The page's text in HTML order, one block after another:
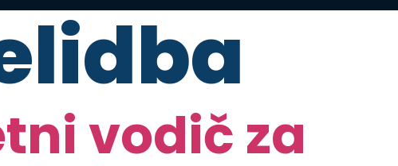
vodič za